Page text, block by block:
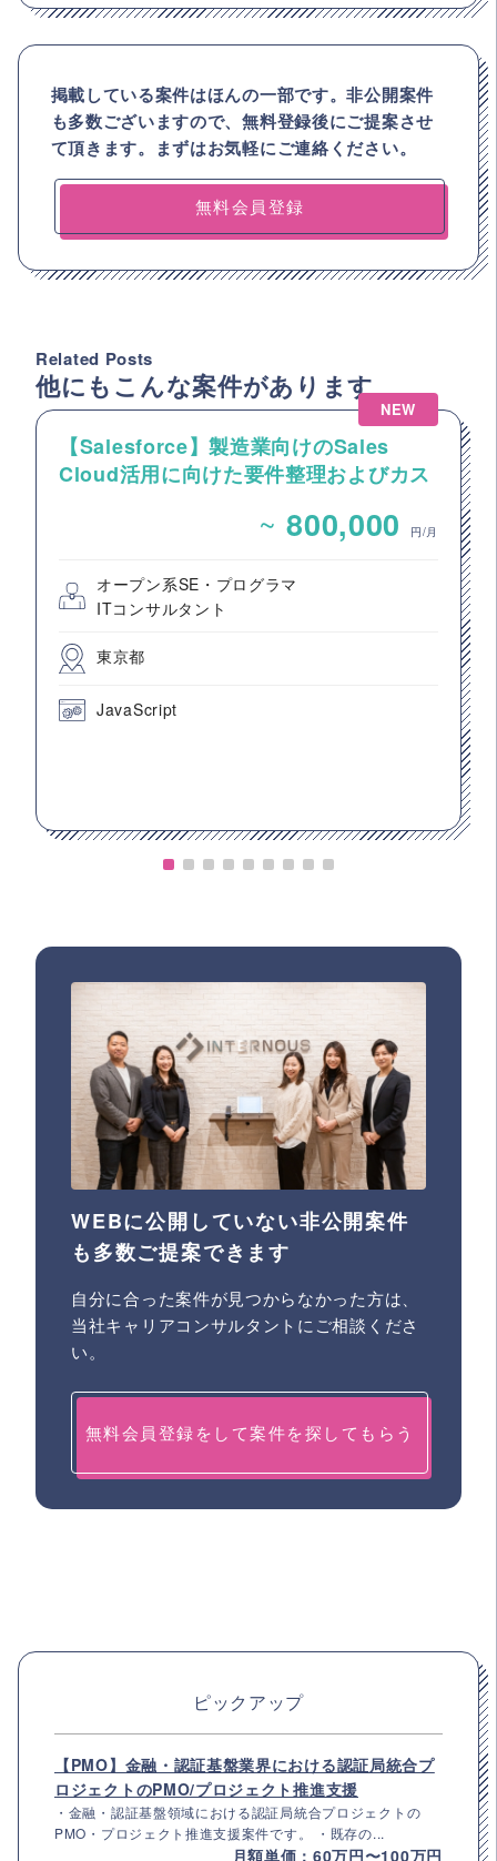
掲載している案件はほんの一部です。非公開案件
も多数ございますので、無料登録後にご提案させ
て頂きます。まずはお気軽にご連絡ください。
無料会員登録
Related Posts
他にもこんな案件があります
NEW
【Salesforce】製造業向けのSales
Cloud活用に向けた要件整理およびカス
~ 800,000 円/月
オープン系SE・プログラマ
ITコンサルタント
東京都
JavaScript
WEBに公開していない非公開案件
も多数ご提案できます
自分に合った案件が見つからなかった方は、
当社キャリアコンサルタントにご相談くださ
い。
無料会員登録をして案件を探してもらう
ピックアップ
【PMO】金融・認証基盤業界における認証局統合プ
ロジェクトのPMO/プロジェクト推進支援
・金融・認証基盤領域における認証局統合プロジェクトの
PMO・プロジェクト推進支援案件です。 ・既存の...
月額単価：60万円〜100万円